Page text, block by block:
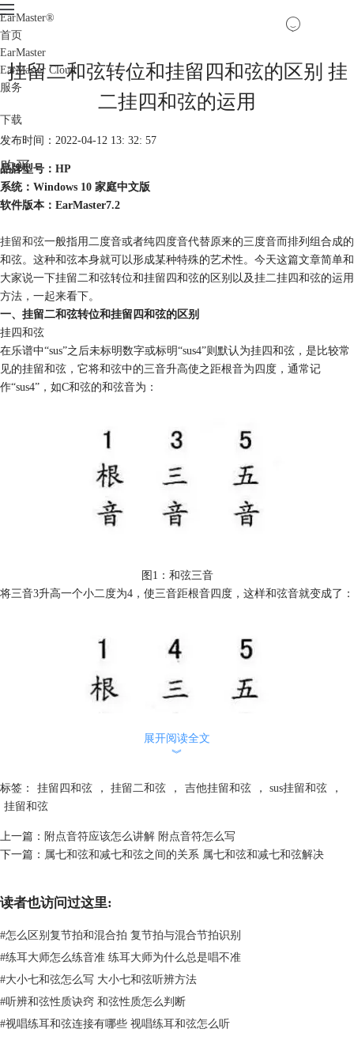
EarMaster®
首页
EarMaster
EarMaster Cloud
服务
下载
购买
挂留二和弦转位和挂留四和弦的区别 挂
二挂四和弦的运用
发布时间：2022-04-12 13: 32: 57
品牌型号：HP
系统：Windows 10 家庭中文版
软件版本：EarMaster7.2
挂留和弦一般指用二度音或者纯四度音代替原来的三度音而排列组合成的
和弦。这种和弦本身就可以形成某种特殊的艺术性。今天这篇文章简单和
大家说一下挂留二和弦转位和挂留四和弦的区别以及挂二挂四和弦的运用
方法，一起来看下。
一、挂留二和弦转位和挂留四和弦的区别
挂四和弦
在乐谱中“sus”之后未标明数字或标明“sus4”则默认为挂四和弦，是比较常
见的挂留和弦，它将和弦中的三音升高使之距根音为四度，通常记
作“sus4”，如C和弦的和弦音为：
​图1：和弦三音
将三音3升高一个小二度为4，使三音距根音四度，这样和弦音就变成了：
​图2：和弦4音
展开阅读全文
︾
标签： 挂留四和弦 ， 挂留二和弦 ， 吉他挂留和弦 ， sus挂留和弦
，
挂留和弦
上一篇： 附点音符应该怎么讲解 附点音符怎么写
下一篇： 属七和弦和减七和弦之间的关系 属七和弦和减七和弦解决
读者也访问过这里:
#怎么区别复节拍和混合拍 复节拍与混合节拍识别
#练耳大师怎么练音准 练耳大师为什么总是唱不准
#大小七和弦怎么写 大小七和弦听辨方法
#听辨和弦性质诀窍 和弦性质怎么判断
#视唱练耳和弦连接有哪些 视唱练耳和弦怎么听